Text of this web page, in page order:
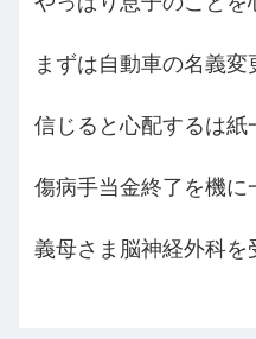
まずは自動車の名義変
信じると心配するは紙
傷病手当金終了を機に
義母さま脳神経外科を